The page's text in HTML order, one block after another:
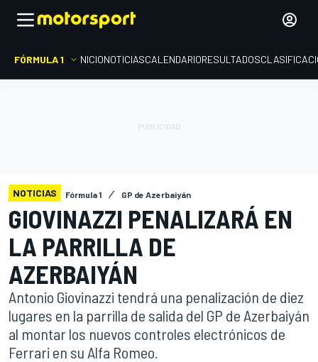
FÓRMULA 1 INICIONOTICIASCALENDARIORESULTADOS
NOTICIAS Fórmula 1 GP de Azerbaiyán
GIOVINAZZI PENALIZARÁ EN
LA PARRILLA DE
AZERBAIYÁN
Antonio Giovinazzi tendrá una penalización de diez
lugares en la parrilla de salida del GP de Azerbaiyán
al montar los nuevos controles electrónicos de
Ferrari en su Alfa Romeo.